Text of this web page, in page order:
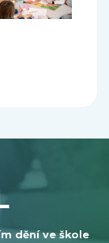
dění ve škole